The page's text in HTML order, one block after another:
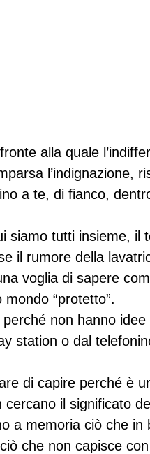
alla quale
l’indignazione,
a te, di fianco,
siamo tutti insieme, il
il rumore della
voglia di sapere
“protetto”.
non hanno
station o dal
di capire perché è
cercano il significato
a memoria ciò che in
che non capisce